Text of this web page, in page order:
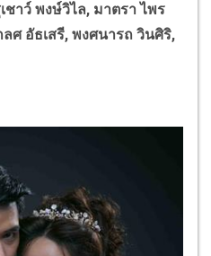
าว์ พงษ์วิไล, มาตรา ไพร
ศ อัธเสรี, พงศนารถ วินศิริ,